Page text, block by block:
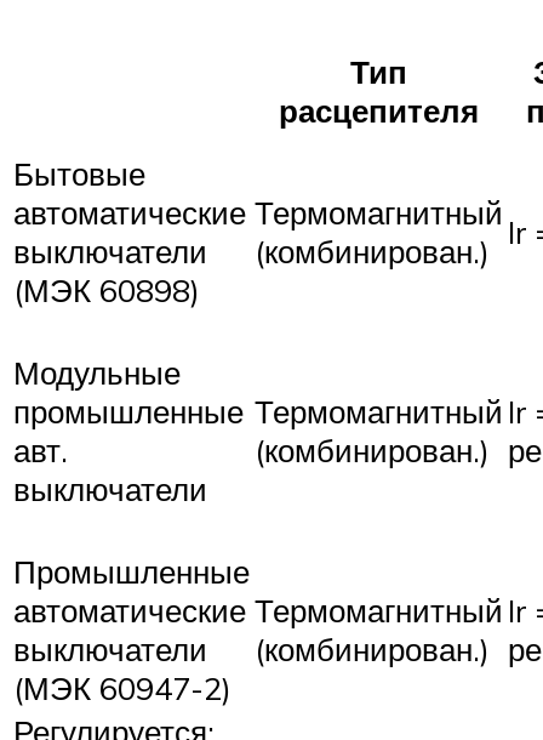
Тип
расцепителя
Бытовые
автоматические
выключатели
(МЭК 60898)
Термомагнитный
(комбинирован.)
Ir
Модульные
промышленные
авт.
выключатели
Термомагнитный
(комбинирован.)
Ir
Промышленные
автоматические
выключатели
(МЭК 60947-2)
Термомагнитный
(комбинирован.)
Ir
Регулируется: